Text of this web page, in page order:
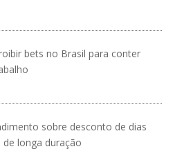
bets no Brasil para conter
sobre desconto de dias
longa duração